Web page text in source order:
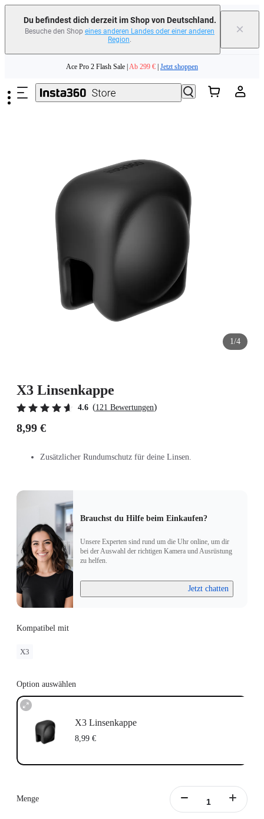
Du befindest dich derzeit im Shop von Deutschland.
Besuche den Shop eines anderen Landes oder einer anderen
Region.
×
Need shopping help? |
Ace Pro 2 Flash Sale | Ab 299 € Jetzt shoppen
1/4
X3 Linsenkappe
4.6 (121 Bewertungen)
8,99 €
Zusätzlicher Rundumschutz für deine Linsen.
Brauchst du Hilfe beim Einkaufen?
Unsere Experten sind rund um die Uhr online, um dir
bei der Auswahl der richtigen Kamera und Ausrüstung
zu helfen.
Jetzt chatten
Kompatibel mit
X3
Option auswählen
X3 Linsenkappe
8,99 €
Menge